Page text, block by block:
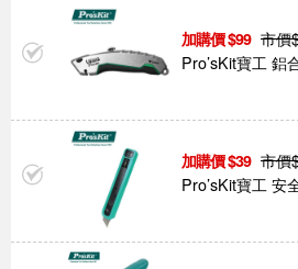
99 市價
Pro’sKit寶工 鋁
39 市價
Pro’sKit寶工 安